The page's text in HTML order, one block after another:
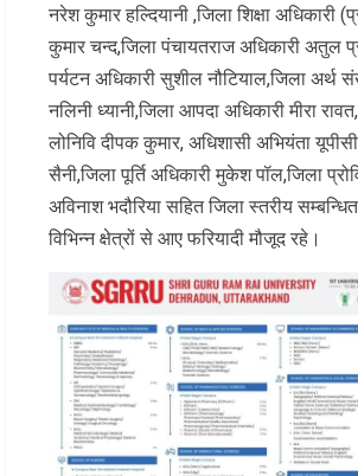
नरेश कुमार हल्दियानी ,जिला शिक्षा अधिकारी
कुमार चन्द,जिला पंचायतराज अधिकारी अतुल
पर्यटन अधिकारी सुशील नौटियाल,जिला अर्थ
नलिनी ध्यानी,जिला आपदा अधिकारी मीरा
लोनिवि दीपक कुमार, अधिशासी अभियंता
सैनी,जिला पूर्ति अधिकारी मुकेश पॉल,जिला
अविनाश भदौरिया सहित जिला स्तरीय
विभिन्न क्षेत्रों से आए फरियादी मौजूद रहे।